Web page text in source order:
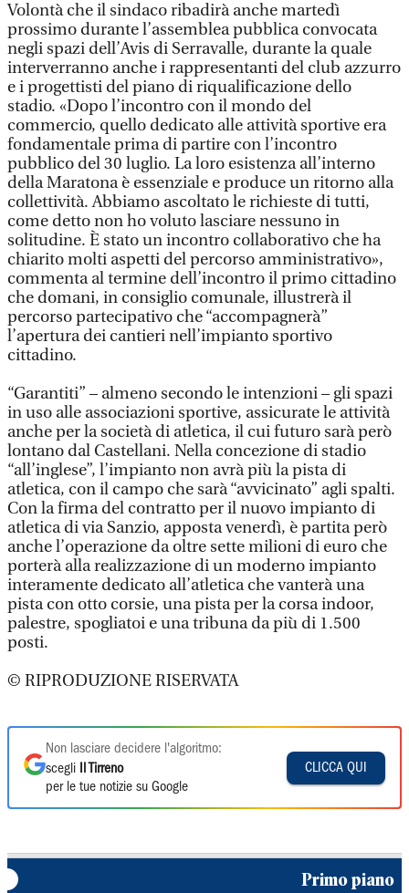
Volontà che il sindaco ribadirà anche martedì
prossimo durante l’assemblea pubblica convocata
negli spazi dell’Avis di Serravalle, durante la quale
interverranno anche i rappresentanti del club azzurro
e i progettisti del piano di riqualificazione dello
stadio. «Dopo l’incontro con il mondo del
commercio, quello dedicato alle attività sportive era
fondamentale prima di partire con l’incontro
pubblico del 30 luglio. La loro esistenza all’interno
della Maratona è essenziale e produce un ritorno alla
collettività. Abbiamo ascoltato le richieste di tutti,
come detto non ho voluto lasciare nessuno in
solitudine. È stato un incontro collaborativo che ha
chiarito molti aspetti del percorso amministrativo»,
commenta al termine dell’incontro il primo cittadino
che domani, in consiglio comunale, illustrerà il
percorso partecipativo che “accompagnerà”
l’apertura dei cantieri nell’impianto sportivo
cittadino.
“Garantiti” – almeno secondo le intenzioni – gli spazi
in uso alle associazioni sportive, assicurate le attività
anche per la società di atletica, il cui futuro sarà però
lontano dal Castellani. Nella concezione di stadio
“all’inglese”, l’impianto non avrà più la pista di
atletica, con il campo che sarà “avvicinato” agli spalti.
Con la firma del contratto per il nuovo impianto di
atletica di via Sanzio, apposta venerdì, è partita però
anche l’operazione da oltre sette milioni di euro che
porterà alla realizzazione di un moderno impianto
interamente dedicato all’atletica che vanterà una
pista con otto corsie, una pista per la corsa indoor,
palestre, spogliatoi e una tribuna da più di 1.500
posti.
© RIPRODUZIONE RISERVATA
Non lasciare decidere l'algoritmo:
scegli
Il Tirreno
per le tue notizie su Google
CLICCA QUI
Primo piano